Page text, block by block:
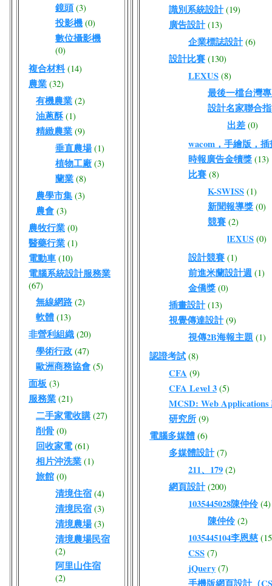
鏡頭 (3)
投影機 (0)
數位攝影機
(0)
複合材料 (14)
農業 (32)
有機農業 (2)
油蔥酥 (1)
精緻農業 (9)
垂直農場 (1)
植物工廠 (3)
蘭業 (8)
農學市集 (3)
農會 (3)
農牧行業 (0)
醫藥行業 (1)
電動車 (10)
電腦系統設計服務業
(67)
無線網路 (2)
軟體 (13)
非營利組織 (20)
學術行政 (47)
歐洲商務協會 (5)
面板 (3)
服務業 (21)
二手家電收購 (27)
削骨 (0)
回收家電 (61)
相片沖洗業 (1)
旅館 (0)
清境住宿 (4)
清境民宿 (3)
清境農場 (3)
清境農場民宿
(2)
阿里山住宿
(2)
識別系統設計 (19)
廣告設計 (13)
企業標誌設計 (6)
設計比賽 (130)
LEXUS (8)
最後一檔台灣
設計名家聯合
出差 (0)
wacom，手繪版，
時報廣告金犢獎 (13)
比賽 (8)
K-SWISS (1)
新聞報導獎 (0)
競賽 (2)
lEXUS (0)
設計競賽 (1)
前進米蘭設計週 (1)
金僑獎 (0)
插畫設計 (13)
視覺傳達設計 (9)
視傳2B海報主題 (1)
認證考試 (8)
CFA (9)
CFA Level 3 (5)
MCSD: Web Applications
研究所 (9)
電腦多媒體 (6)
多媒體設計 (7)
211、179 (2)
網頁設計 (200)
1035445028陳仲伶 (4)
陳仲伶 (2)
1035445104李恩慈
CSS (7)
jQuery (7)
手機版網頁設計（